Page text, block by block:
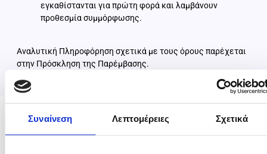
Συναίνεση Λεπτομέρειες Σχετικά
εγκαθίστανται για πρώτη φορά και λαμβάνουν
προθεσμία συμμόρφωσης.
Αναλυτική Πληροφόρηση σχετικά με τους όρους παρέχεται
στην Πρόσκληση της Παρέμβασης.